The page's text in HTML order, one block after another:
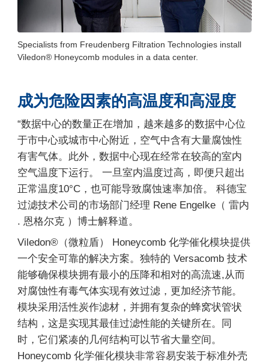
Specialists from Freudenberg Filtration Technologies install
Viledon® Honeycomb modules in a data center.
成为危险因素的高温度和高湿度
“数据中心的数量正在增加，越来越多的数据中心位
于市中心或城市中心附近，空气中含有大量腐蚀性
有害气体。此外，数据中心现在经常在较高的室内
空气温度下运行。 一旦室内温度过高，即便只超出
正常温度10°C，也可能导致腐蚀速率加倍。 科德宝
过滤技术公司的市场部门经理 Rene Engelke（ 雷内
. 恩格尔克 ）博士解释道。
Viledon®（微粒盾） Honeycomb 化学催化模块提供
一个安全可靠的解决方案。独特的 Versacomb 技术
能够确保模块拥有最小的压降和相对的高流速,从而
对腐蚀性有毒气体实现有效过滤，更加经济节能。
模块采用活性炭作滤材，并拥有复杂的蜂窝状管状
结构，这是实现其最佳过滤性能的关键所在。同
时，它们紧凑的几何结构可以节省大量空间。
Honeycomb 化学催化模块非常容易安装于标准外壳